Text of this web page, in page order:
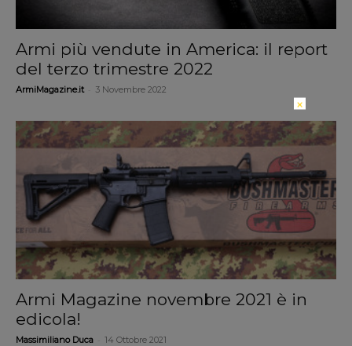
Armi più vendute in America: il report
del terzo trimestre 2022
ArmiMagazine.it 3 Novembre 2022
Armi Magazine novembre 2021 è in
edicola!
Massimiliano Duca 14 Ottobre 2021
×